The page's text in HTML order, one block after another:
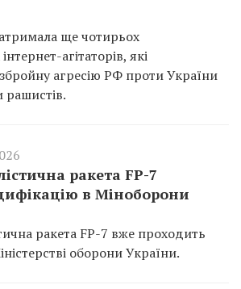
ще чотирьох
агітаторів, які
агресію РФ проти України
рашистів.
ракета FP-7
в Міноборони
ракета FP-7 вже проходить
оборони України.